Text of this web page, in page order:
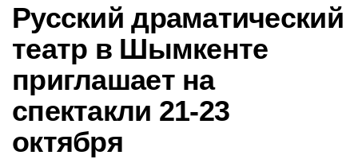
Русский драматический
театр в Шымкенте
приглашает на
спектакли 21-23
октября